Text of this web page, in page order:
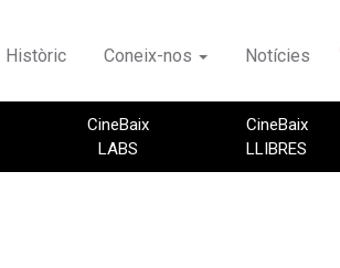
Històric Coneix-nos Notícies
CineBaix
LABS
CineBaix
LLIBRES